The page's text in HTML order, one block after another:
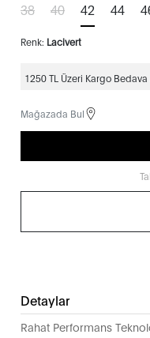
38 40 42 44
Renk: Lacivert
1250 TL Üzeri Kargo Bedava
Mağazada Bul
Detaylar
Rahat Performans